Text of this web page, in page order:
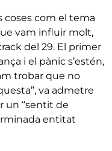
coses com el tema
vam influir molt,
del 29. El primer
i el pànic s’estén,
trobar que no
va admetre
un “sentit de
entitat